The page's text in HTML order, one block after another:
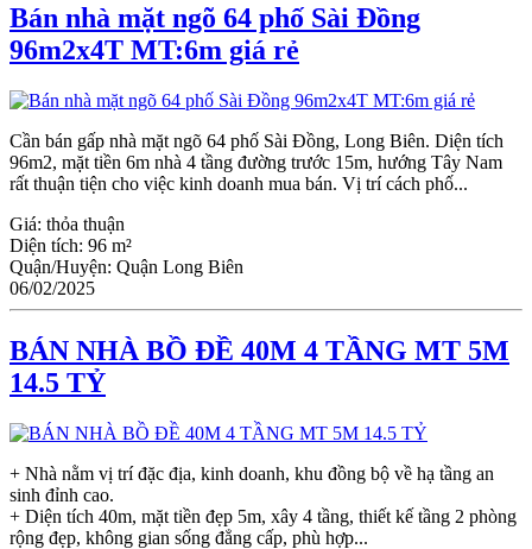
Bán nhà mặt ngõ 64 phố Sài Đồng
96m2x4T MT:6m giá rẻ
Cần bán gấp nhà mặt ngõ 64 phố Sài Đồng, Long Biên. Diện tích
96m2, mặt tiền 6m nhà 4 tầng đường trước 15m, hướng Tây Nam
rất thuận tiện cho việc kinh doanh mua bán. Vị trí cách phố...
Giá: thỏa thuận
Diện tích: 96 m²
Quận/Huyện: Quận Long Biên
06/02/2025
BÁN NHÀ BỒ ĐỀ 40M 4 TẦNG MT 5M
14.5 TỶ
+ Nhà nằm vị trí đặc địa, kinh doanh, khu đồng bộ về hạ tầng an
sinh đỉnh cao.
+ Diện tích 40m, mặt tiền đẹp 5m, xây 4 tầng, thiết kế tầng 2 phòng
rộng đẹp, không gian sống đẳng cấp, phù hợp...